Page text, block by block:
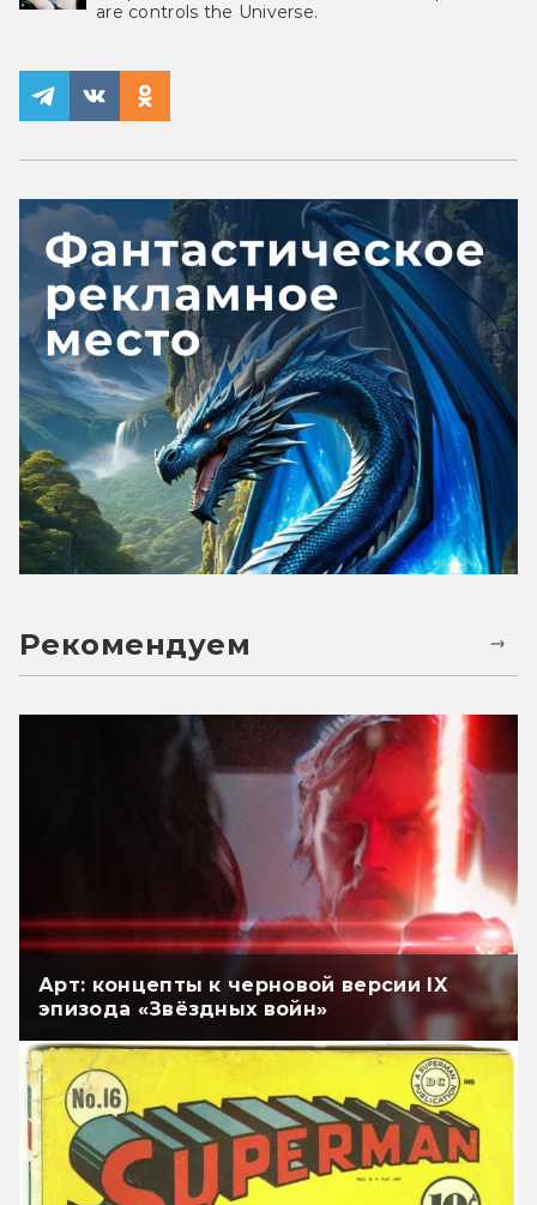
are controls the Universe.
Рекомендуем
Арт: концепты к черновой версии IX
эпизода «Звёздных войн»